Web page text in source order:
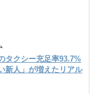
タクシー充足率93.7%
新人」が増えたリアル